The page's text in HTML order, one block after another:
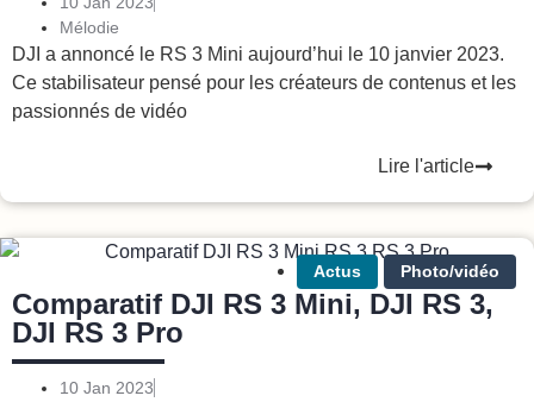
Mélodie
DJI a annoncé le RS 3 Mini aujourd’hui le 10 janvier 2023.
Ce stabilisateur pensé pour les créateurs de contenus et les
passionnés de vidéo
Lire l'article
Actus Photo/vidéo
Comparatif DJI RS 3 Mini, DJI RS 3,
DJI RS 3 Pro
10 Jan 2023